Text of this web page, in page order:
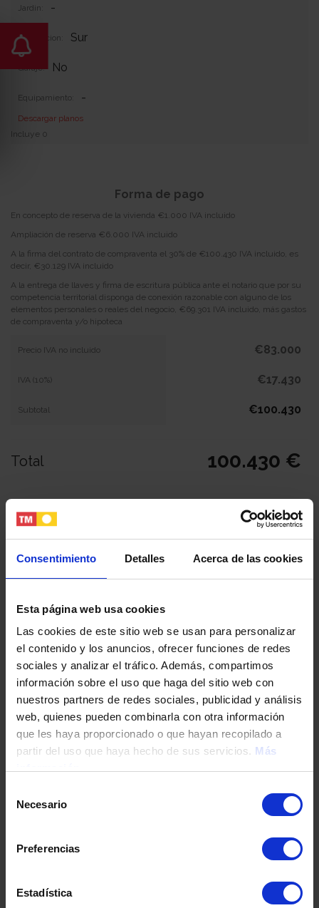
Consentimiento Detalles Acerca de las cookies
Esta página web usa cookies
Las cookies de este sitio web se usan para personalizar
el contenido y los anuncios, ofrecer funciones de redes
sociales y analizar el tráfico. Además, compartimos
información sobre el uso que haga del sitio web con
nuestros partners de redes sociales, publicidad y análisis
web, quienes pueden combinarla con otra información
que les haya proporcionado o que hayan recopilado a
partir del uso que haya hecho de sus servicios. Más
Necesario
Preferencias
Estadística
Jardin: -
Orientacion: Sur
Garaje: No
Equipamiento: -
Descargar planos
Incluye 0
Tu email
Tu teléfono
DNI / Pasaporte / NIE
Fecha de nacimiento
Código postal
Población
Forma de pago
En concepto de reserva de la vivienda €1.000 IVA incluido
Ampliación de reserva €6.000 IVA incluido
A la firma del contrato de compraventa el 30% de €100.430 IVA incluido, es
decir, €30.129 IVA incluido
A la entrega de llaves y firma de escritura pública ante el notario que por su
competencia territorial disponga de conexión razonable con alguno de los
elementos personales o reales del negocio, €69.301 IVA incluido, más gastos
de compraventa y/o hipoteca
Precio IVA no incluido €83.000
IVA (10%) €17.430
Subtotal €100.430
Total 100.430 €